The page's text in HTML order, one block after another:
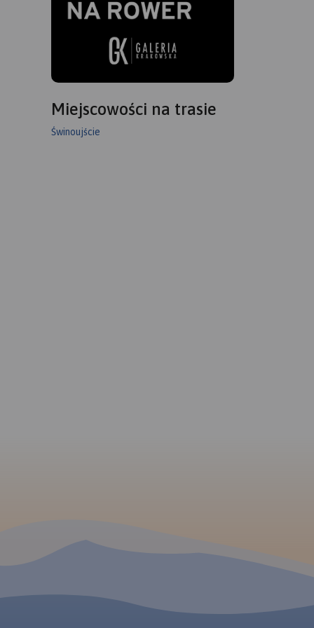
Miejscowości na trasie
Świnoujście